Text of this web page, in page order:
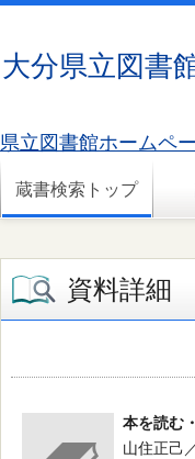
大分県立図書
県立図書館ホームペ
蔵書検索トップ
資料詳細
本を読む
山住正己